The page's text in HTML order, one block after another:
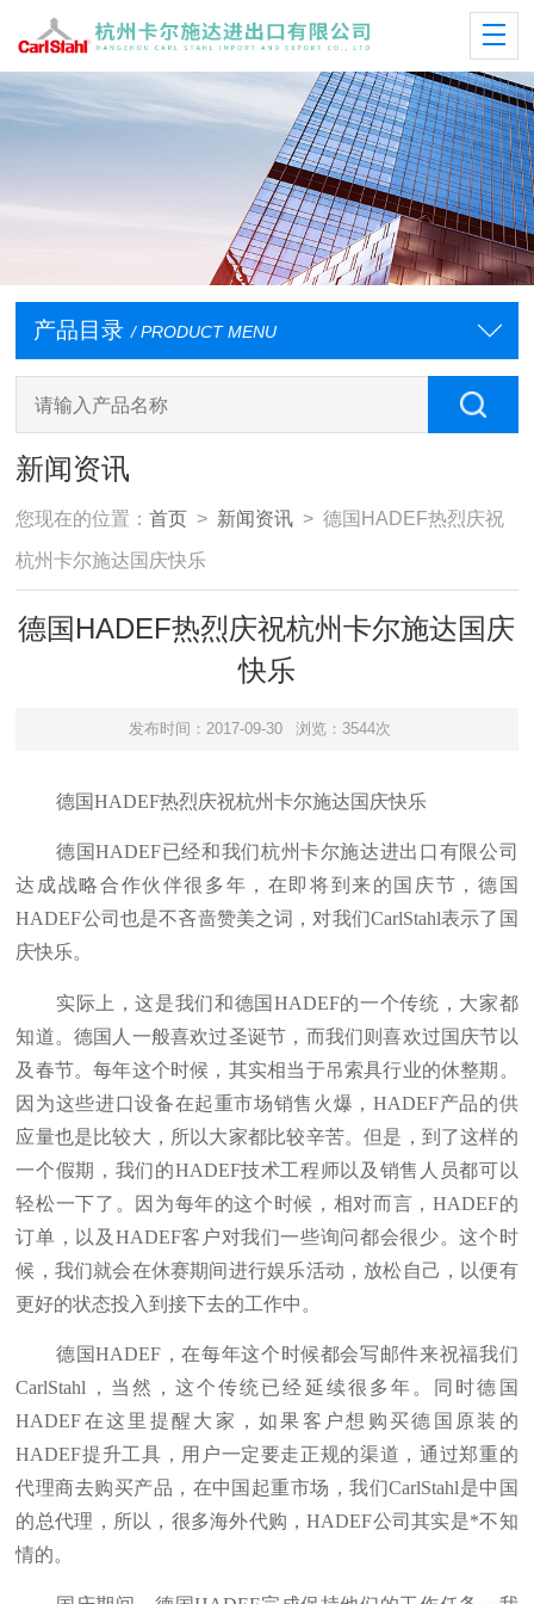
产品目录 / PRODUCT MENU
新闻资讯
您现在的位置：首页 > 新闻资讯 > 德国HADEF热烈庆祝
杭州卡尔施达国庆快乐
德国HADEF热烈庆祝杭州卡尔施达国庆
快乐
发布时间：2017-09-30 浏览：3544次
德国HADEF热烈庆祝杭州卡尔施达国庆快乐
德国HADEF已经和我们杭州卡尔施达进出口有限公司
达成战略合作伙伴很多年，在即将到来的国庆节，德国
HADEF公司也是不吝啬赞美之词，对我们CarlStahl表示了国
庆快乐。
实际上，这是我们和德国HADEF的一个传统，大家都
知道。德国人一般喜欢过圣诞节，而我们则喜欢过国庆节以
及春节。每年这个时候，其实相当于吊索具行业的休整期。
因为这些进口设备在起重市场销售火爆，HADEF产品的供
应量也是比较大，所以大家都比较辛苦。但是，到了这样的
一个假期，我们的HADEF技术工程师以及销售人员都可以
轻松一下了。因为每年的这个时候，相对而言，HADEF的
订单，以及HADEF客户对我们一些询问都会很少。这个时
候，我们就会在休赛期间进行娱乐活动，放松自己，以便有
更好的状态投入到接下去的工作中。
德国HADEF，在每年这个时候都会写邮件来祝福我们
CarlStahl，当然，这个传统已经延续很多年。同时德国
HADEF在这里提醒大家，如果客户想购买德国原装的
HADEF提升工具，用户一定要走正规的渠道，通过郑重的
代理商去购买产品，在中国起重市场，我们CarlStahl是中国
的总代理，所以，很多海外代购，HADEF公司其实是*不知
情的。